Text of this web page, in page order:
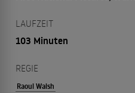
LAUFZEIT
103 Minuten
REGIE
Raoul Walsh